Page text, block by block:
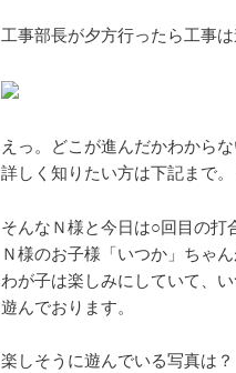
工事部長が夕方行ったら工事は
えっ。どこが進んだかわから
詳しく知りたい方は下記まで
そんなＮ様と今日は○回目の打
Ｎ様のお子様「いつか」ちゃん
わが子は楽しみにしていて、
遊んでおります。
楽しそうに遊んでいる写真は？